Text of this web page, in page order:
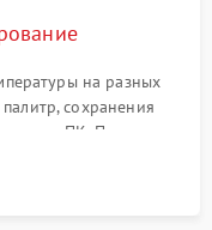
на разных
сохранения
на ПК. Проверка
качества.